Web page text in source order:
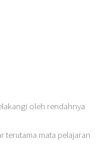
oleh rendahnya
terutama mata pelajaran